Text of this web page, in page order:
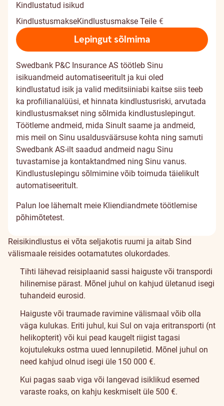
Kindlustatud isikud
KindlustusmakseKindlustusmakse Teile €
Lepingut sõlmima
Swedbank P&C Insurance AS töötleb Sinu
isikuandmeid automatiseeritult ja kui oled
kindlustatud isik ja valid meditsiiniabi kaitse siis teeb
ka profiilianalüüsi, et hinnata kindlustusriski, arvutada
kindlustusmakset ning sõlmida kindlustuslepingut.
Töötleme andmeid, mida Sinult saame ja andmeid,
mis meil on Sinu usaldusväärsuse kohta ning samuti
Swedbank AS-ilt saadud andmeid nagu Sinu
tuvastamise ja kontaktandmed ning Sinu vanus.
Kindlustuslepingu sõlmimine võib toimuda täielikult
automatiseeritult.
Palun loe lähemalt meie Kliendiandmete töötlemise
põhimõtetest.
Reisikindlustusest
Reisikindlustus ei võta seljakotis ruumi ja aitab Sind
välismaale reisides ootamatutes olukordades.
Tihti lähevad reisiplaanid sassi haiguste või transpordi
hilinemise pärast. Mõnel juhul on kahjud ületanud isegi
tuhandeid eurosid.
Haiguste või traumade ravimine välismaal võib olla
väga kulukas. Eriti juhul, kui Sul on vaja eritransporti (nt
helikopterit) või kui pead kaugelt riigist tagasi
kojutulekuks ostma uued lennupiletid. Mõnel juhul on
need kahjud olnud isegi üle 150 000 €.
Kui pagas saab viga või langevad isiklikud esemed
varaste roaks, on kahju keskmiselt üle 500 €.